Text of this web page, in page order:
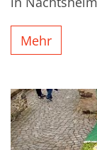
Mehr